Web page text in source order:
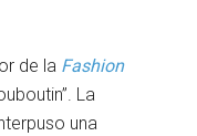
de la Fashion
La
una